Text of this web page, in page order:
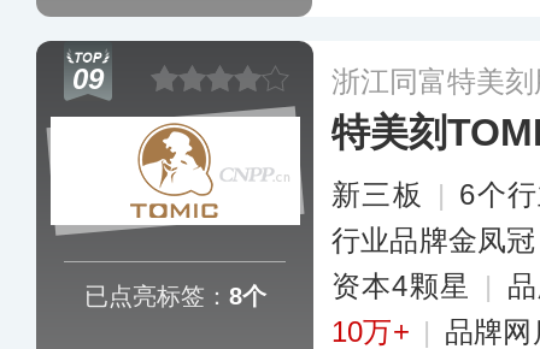
契合驾车族与上班
09
已点亮标签： 8个
浙江同富特美
特美刻
新三板 | 6个
行业品牌金凤冠
资本4颗星
|
10万+ | 品牌网